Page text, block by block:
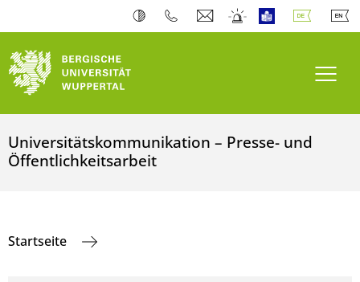
Universitätskommunikation – Presse- und
Öffentlichkeitsarbeit
Startseite